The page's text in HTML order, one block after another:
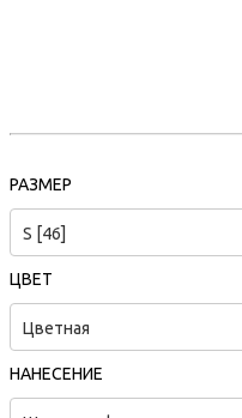
РАЗМЕР
S [46]
ЦВЕТ
Цветная
НАНЕСЕНИЕ